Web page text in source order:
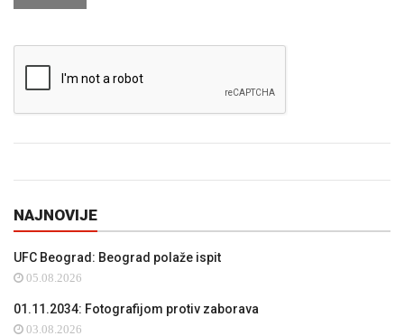
NAJNOVIJE
UFC Beograd: Beograd polaže ispit
05.08.2026
01.11.2034: Fotografijom protiv zaborava
03.08.2026